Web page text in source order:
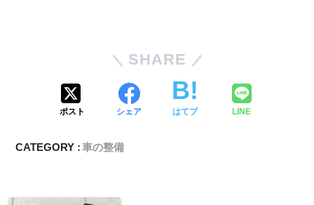
SHARE
ポスト シェア はてブ LINE
CATEGORY :車の整備